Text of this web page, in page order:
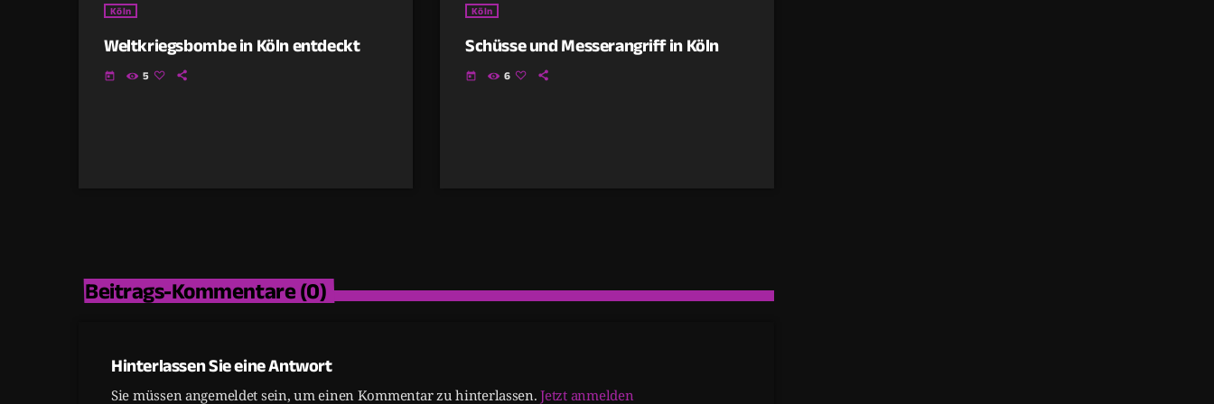
Köln
Weltkriegsbombe in Köln entdeckt
today 5
Köln
Schüsse und Messerangriff in Köln
today 6
Beitrags-Kommentare (0)
Hinterlassen Sie eine Antwort
Sie müssen angemeldet sein, um einen Kommentar zu hinterlassen.Jetzt anmelden